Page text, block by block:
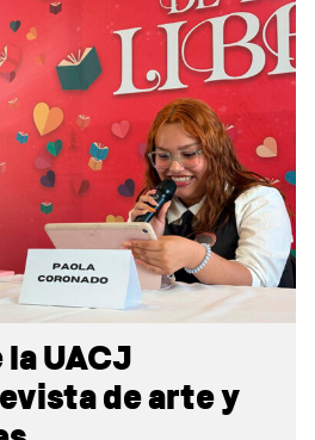
UACJ
de arte y